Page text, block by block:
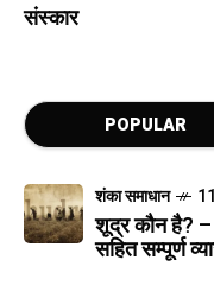
संस्कार
POPULAR
शंका समाधान
शूद्र कौन है? –
सहित सम्पूर्ण